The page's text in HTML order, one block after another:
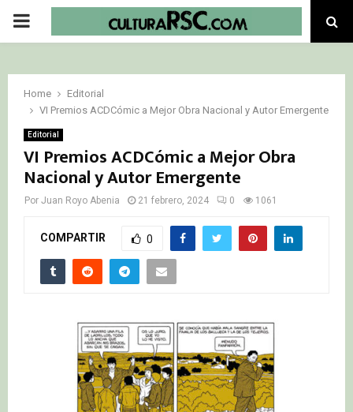
PRIMARY
Home
Editorial
VI Premios ACDCómic a Mejor Obra Nacional y Autor Emergente
Editorial
VI Premios ACDCómic a Mejor Obra
Nacional y Autor Emergente
Por Juan Royo Abenia 21 febrero, 2024 0 1061
COMPARTIR 0